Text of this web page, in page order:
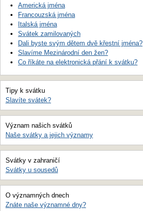
Americká jména
Francouzská jména
Italská jména
Svátek zamilovaných
Dali byste svým dětem dvě křestní jména?
Slavíme Mezinárodní den žen?
Co říkáte na elektronická přání k svátku?
Tipy k svátku
Slavíte svátek?
Význam našich svátků
Naše svátky a jejich významy
Svátky v zahraničí
Svátky u sousedů
O významných dnech
Znáte naše významné dny?